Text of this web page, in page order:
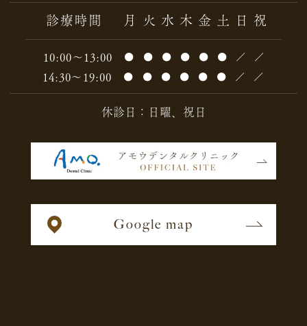
診療時間 月 火 水 木 金 土 日 祝
10:00～13:00 ● ● ● ● ● ● ／ ／
14:30～19:00 ● ● ● ● ● ● ／ ／
休診日：日曜、祝日
Google map